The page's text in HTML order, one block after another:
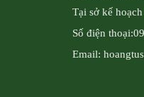
Tại sở kế
Số điện
Email: